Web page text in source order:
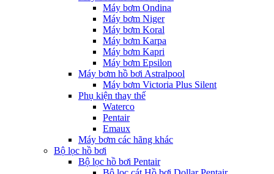
Máy bơm Ondina
Máy bơm Niger
Máy bơm Koral
Máy bơm Karpa
Máy bơm Kapri
Máy bơm Epsilon
Máy bơm hồ bơi Astralpool
Máy bơm Victoria Plus Silent
Phụ kiện thay thế
Waterco
Pentair
Emaux
Máy bơm các hãng khác
Bộ lọc hồ bơi
Bộ lọc hồ bơi Pentair